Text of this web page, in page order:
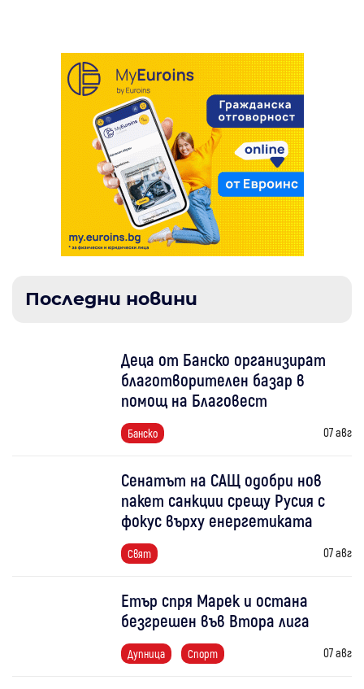
Последни новини
Деца от Банско организират
благотворителен базар в
помощ на Благовест
Банско 07 авг
Сенатът на САЩ одобри нов
пакет санкции срещу Русия с
фокус върху енергетиката
Свят 07 авг
Етър спря Марек и остана
безгрешен във Втора лига
Дупница Спорт 07 авг